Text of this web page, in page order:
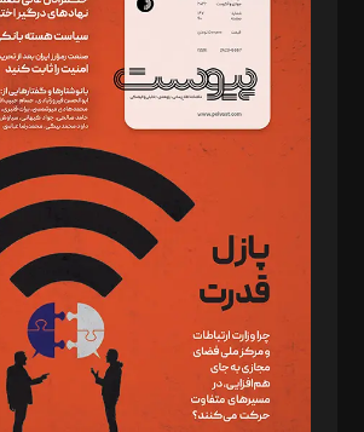
دبیر تحریریه: میثم قاسمی
د‌بیر ناداستان: سمانه سمیع
د‌بیر خدمت و تجارت: ابوالفضل رجبی
د‌بیر حقوق فناوری: حسام‌الدین ایپکچی
د‌بیر پیوست جهان: مینا پاکدل
د‌بیر تحریریه آنلاین: بابک نقاش
تحریریه‌: مجتبی محمود‌ی، آرش برهمند، یسنا
مصطفی مسجدی آرانی، ابوالفضل رجبی، زهرا فکرانه،
رستمی،مصطفی باستان
ویرایش: نگار استاد‌‌آقا
طراح یونیفرم: مجید توکلی
فیلمبرداری و عکاسی: امیر شفیعی، مانی لطفی زاده
گرافیک و صفحه‌آرایی: سید‌سبحان‌علی ثابت